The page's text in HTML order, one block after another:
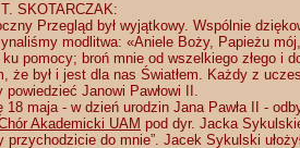
SKOTARCZAK:
Przegląd był wyjątkowy. Wspólnie
modlitwa: «Aniele Boży, Papieżu
pomocy; broń mnie od wszelkiego złego i
że był i jest dla nas Światłem. Każdy z
powiedzieć Janowi Pawłowi II.
18 maja - w dzień urodzin Jana Pawła II -
Akademicki UAM pod dyr. Jacka
przychodzicie do mnie”. Jacek Sykulski